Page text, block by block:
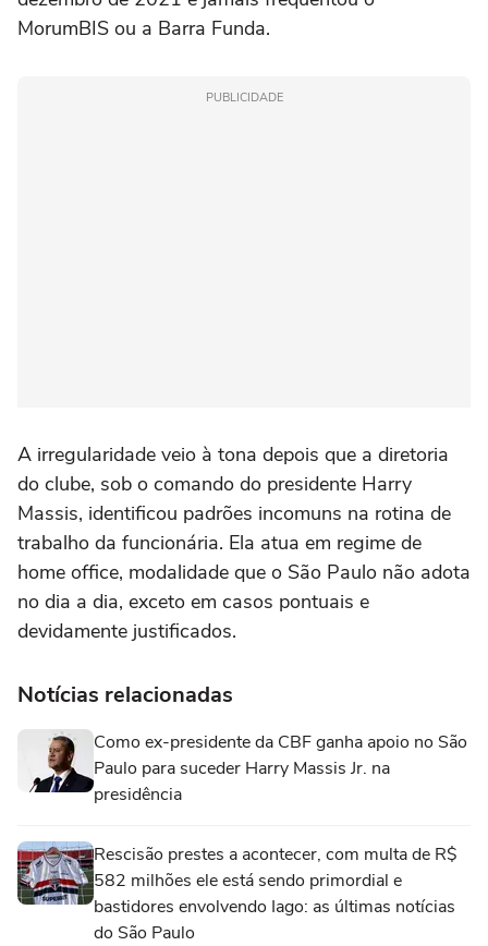
MorumBIS ou a Barra Funda.
PUBLICIDADE
A irregularidade veio à tona depois que a diretoria
do clube, sob o comando do presidente Harry
Massis, identificou padrões incomuns na rotina de
trabalho da funcionária. Ela atua em regime de
home office, modalidade que o São Paulo não adota
no dia a dia, exceto em casos pontuais e
devidamente justificados.
Notícias relacionadas
Como ex-presidente da CBF ganha apoio no São
Paulo para suceder Harry Massis Jr. na
presidência
Rescisão prestes a acontecer, com multa de R$
582 milhões ele está sendo primordial e
bastidores envolvendo Iago: as últimas notícias
do São Paulo